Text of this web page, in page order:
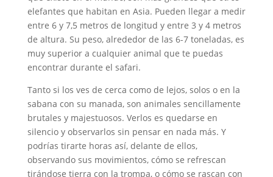
elefantes que habitan en Asia. Pueden llegar a medir
entre 6 y 7,5 metros de longitud y entre 3 y 4 metros
de altura. Su peso, alrededor de las 6-7 toneladas, es
muy superior a cualquier animal que te puedas
encontrar durante el safari.
Tanto si los ves de cerca como de lejos, solos o en la
sabana con su manada, son animales sencillamente
brutales y majestuosos. Verlos es quedarse en
silencio y observarlos sin pensar en nada más. Y
podrías tirarte horas así, delante de ellos,
observando sus movimientos, cómo se refrescan
tirándose tierra con la trompa, o cómo se rascan con